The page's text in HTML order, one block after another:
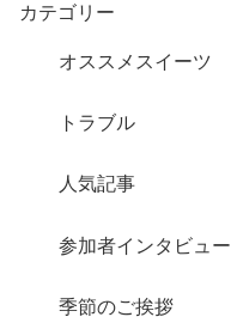
さらに読み込む
カテゴリー
オススメスイーツ
トラブル
人気記事
参加者インタビュー
季節のご挨拶